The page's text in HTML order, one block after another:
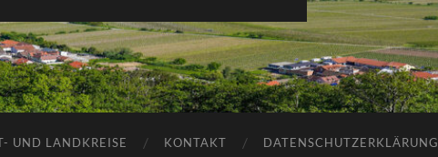
UND LANDKREISE KONTAKT DATENSCHUTZERKLÄRUNG